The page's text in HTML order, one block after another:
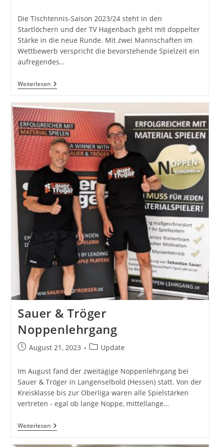
Die Tischtennis-Saison 2023/24 steht in den
Startlöchern und der TV Hagenbach geht mit doppelter
Stärke in die neue Runde. Mit zwei Mannschaften im
Wettbewerb verspricht die bevorstehende Spielzeit ein
aufregendes…
WeiterlesenVorfreude
Auf
Saison
2023/24
Sauer & Tröger
Noppenlehrgang
BeitragAugust 21, 2023
Beitrags-
Update
Im August fand der zweitägige Noppenlehrgang bei
Sauer & Tröger in Langenselbold (Hessen) statt. Von der
Kreisklasse bis zur Oberliga waren alle Spielstärken
vertreten - egal ob lange Noppe, mittellange…
WeiterlesenSauer
&